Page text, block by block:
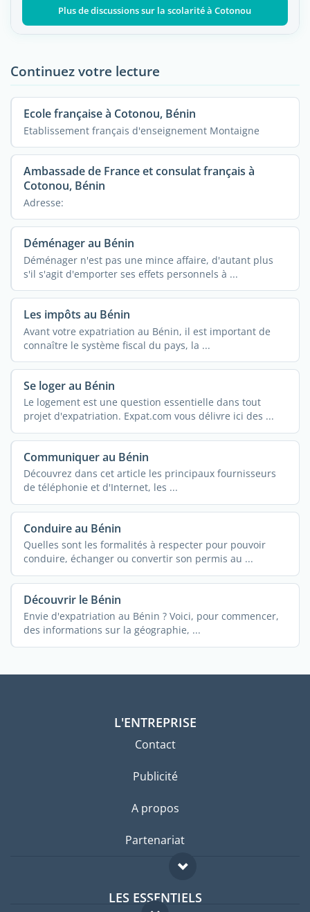
Plus de discussions sur la scolarité à Cotonou
Continuez votre lecture
Ecole française à Cotonou, Bénin
Etablissement français d'enseignement Montaigne
Ambassade de France et consulat français à
Cotonou, Bénin
Adresse:
Déménager au Bénin
Déménager n'est pas une mince affaire, d'autant plus
s'il s'agit d'emporter ses effets personnels à ...
Les impôts au Bénin
Avant votre expatriation au Bénin, il est important de
connaître le système fiscal du pays, la ...
Se loger au Bénin
Le logement est une question essentielle dans tout
projet d'expatriation. Expat.com vous délivre ici des ...
Communiquer au Bénin
Découvrez dans cet article les principaux fournisseurs
de téléphonie et d'Internet, les ...
Conduire au Bénin
Quelles sont les formalités à respecter pour pouvoir
conduire, échanger ou convertir son permis au ...
Découvrir le Bénin
Envie d'expatriation au Bénin ? Voici, pour commencer,
des informations sur la géographie, ...
L'ENTREPRISE
Contact
Publicité
A propos
Partenariat
LES ESSENTIELS